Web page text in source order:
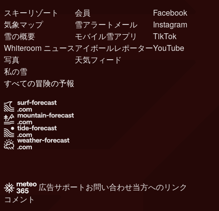
スキーリゾート
気象マップ
雪の概要
Whiteroom ニュース
写真
私の雪
会員
雪アラートメール
モバイル雪アプリ
アイボールレポーター
天気フィード
Facebook
Instagram
TikTok
YouTube
すべての冒険の予報
広告サポート お問い合わせ当方へのリンク
コメント